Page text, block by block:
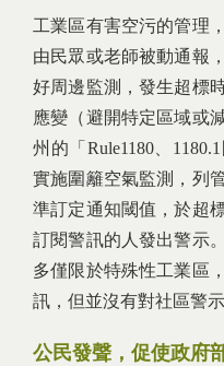
工業區有害空污的管理
由民眾或老師被動通報
好周邊監測，發生超標
應變（避開特定區域或
州的「Rule1180、
實施圍籬空氣監測，列
準訂定通知閾值，於超
訂閱警訊的人發出警示
多僅限於特殊性工業區
訊，但並沒有對社區警示
公民發聲，促使政府